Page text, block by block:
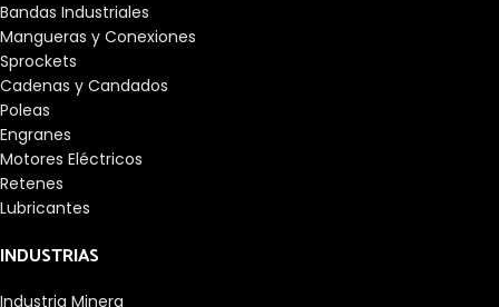
Bandas Industriales
Mangueras y Conexiones
Sprockets
Cadenas y Candados
Poleas
Engranes
Motores Eléctricos
Retenes
Lubricantes
INDUSTRIAS
Industria Minera